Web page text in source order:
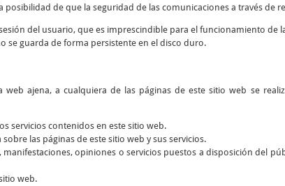
de que la seguridad de las comunicaciones a través de
del usuario, que es imprescindible para el funcionamiento de
se guarda de forma persistente en el disco duro.
ajena, a cualquiera de las páginas de este sitio web se
servicios contenidos en este sitio web.
las páginas de este sitio web y sus servicios.
opiniones o servicios puestos a disposición del
web.